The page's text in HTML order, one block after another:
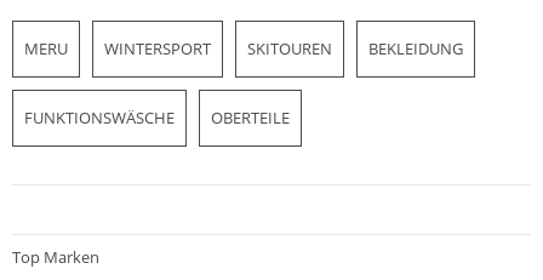
MERU WINTERSPORT SKITOUREN BEKLEIDUNG
FUNKTIONSWÄSCHE OBERTEILE
Top Marken